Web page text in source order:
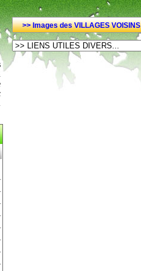
>> Images des VILLAGES VOISINS